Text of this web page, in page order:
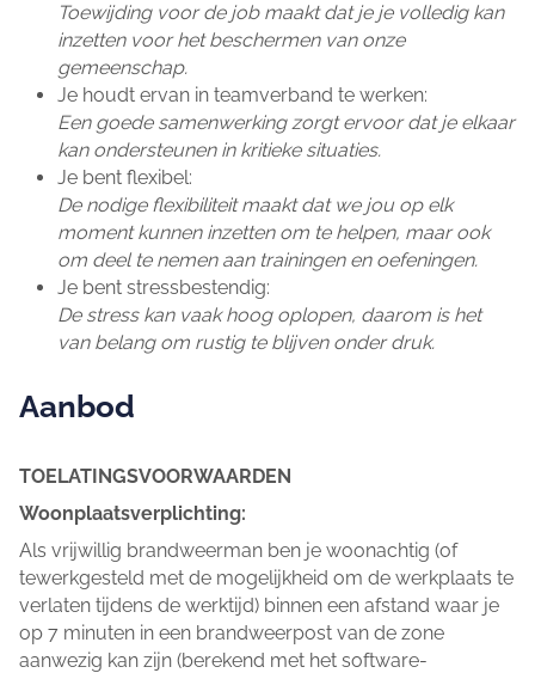
Toewijding voor de job maakt dat je je volledig kan
inzetten voor het beschermen van onze
gemeenschap.
Je houdt ervan in teamverband te werken:
Een goede samenwerking zorgt ervoor dat je elkaar
kan ondersteunen in kritieke situaties.
Je bent flexibel:
De nodige flexibiliteit maakt dat we jou op elk
moment kunnen inzetten om te helpen, maar ook
om deel te nemen aan trainingen en oefeningen.
Je bent stressbestendig:
De stress kan vaak hoog oplopen, daarom is het
van belang om rustig te blijven onder druk.
Aanbod
TOELATINGSVOORWAARDEN
Woonplaatsverplichting:
Als vrijwillig brandweerman ben je woonachtig (of
tewerkgesteld met de mogelijkheid om de werkplaats te
verlaten tijdens de werktijd) binnen een afstand waar je
op 7 minuten in een brandweerpost van de zone
aanwezig kan zijn (berekend met het software-